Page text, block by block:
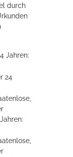
durch
Jahren:
24